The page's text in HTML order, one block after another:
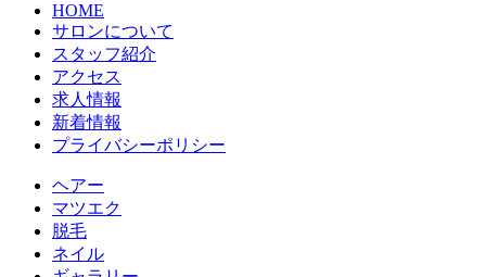
HOME
サロンについて
スタッフ紹介
アクセス
求人情報
新着情報
プライバシーポリシー
ヘアー
マツエク
脱毛
ネイル